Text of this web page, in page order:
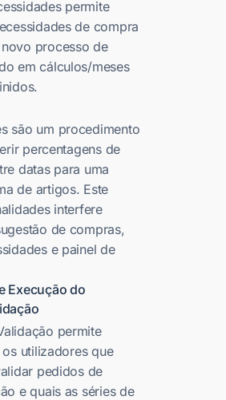
permite
de compra
processo de
em cálculos/meses
são um procedimento
percentagens de
datas para uma
de artigos. Este
interfere
de compras,
e painel de
Execução do
permite
utilizadores que
pedidos de
e quais as séries de